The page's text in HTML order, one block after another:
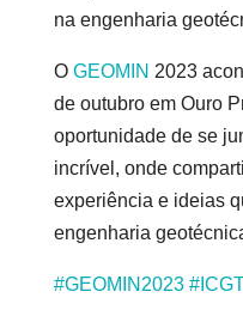
na engenharia
O GEOMIN 2023
de outubro em Ouro
oportunidade de se
incrível, onde
experiência e ideias
engenharia
#GEOMIN2023